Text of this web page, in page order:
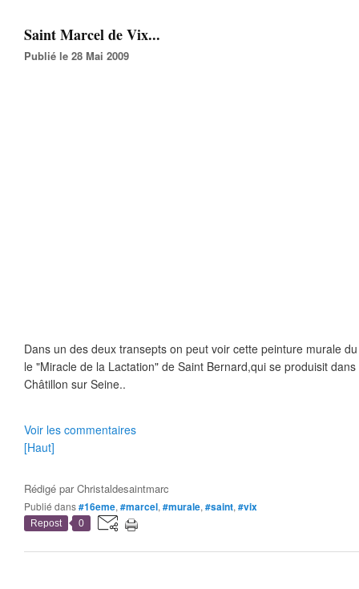
Saint Marcel de Vix...
Publié le 28 Mai 2009
Dans un des deux transepts on peut voir cette peinture murale
le "Miracle de la Lactation" de Saint Bernard,qui se produisit
Châtillon sur Seine..
Voir les commentaires
[Haut]
Rédigé parChristaldesaintmarc
Publié dans#16eme, #marcel, #murale, #saint, #vix
Repost 0